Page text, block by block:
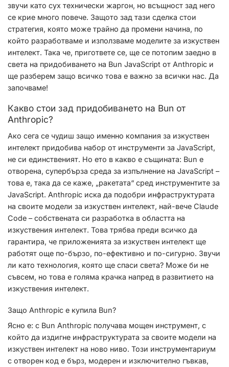
звучи като сух технически жаргон, но всъщност зад него
се крие много повече. Защото зад тази сделка стои
стратегия, която може трайно да промени начина, по
който разработваме и използваме моделите за изкуствен
интелект. Така че, пригответе се, ще се потопим заедно в
света на придобиването на Bun JavaScript от Anthropic и
ще разберем защо всичко това е важно за всички нас. Да
започваме!
Какво стои зад придобиването на Bun от
Anthropic?
Ако сега се чудиш защо именно компания за изкуствен
интелект придобива набор от инструменти за JavaScript,
не си единственият. Но ето в какво е същината: Bun е
отворена, супербърза среда за изпълнение на JavaScript –
това е, така да се каже, „ракетата“ сред инструментите за
JavaScript. Anthropic иска да подобри инфраструктурата
на своите модели за изкуствен интелект, най-вече Claude
Code – собствената си разработка в областта на
изкуствения интелект. Това трябва преди всичко да
гарантира, че приложенията за изкуствен интелект ще
работят още по-бързо, по-ефективно и по-сигурно. Звучи
ли като технология, която ще спаси света? Може би не
съвсем, но това е голяма крачка напред в развитието на
изкуствения интелект.
Защо Anthropic е купила Bun?
Ясно е: с Bun Anthropic получава мощен инструмент, с
който да издигне инфраструктурата за своите модели на
изкуствен интелект на ново ниво. Този инструментариум
с отворен код е бърз, модерен и изключително гъвкав,